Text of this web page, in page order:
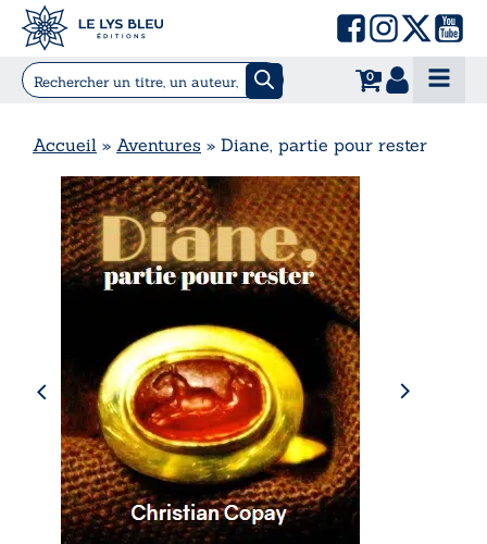
0
Accueil » Aventures » Diane, partie pour rester